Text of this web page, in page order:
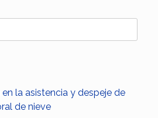
la asistencia y despeje de
de nieve